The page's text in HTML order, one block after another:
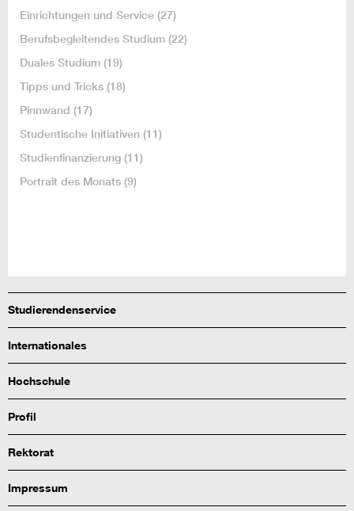
Einrichtungen und Service (27)
Berufsbegleitendes Studium (22)
Duales Studium (19)
Tipps und Tricks (18)
Pinnwand (17)
Studentische Initiativen (11)
Studienfinanzierung (11)
Portrait des Monats (9)
Studierendenservice
Internationales
Hochschule
Profil
Rektorat
Impressum